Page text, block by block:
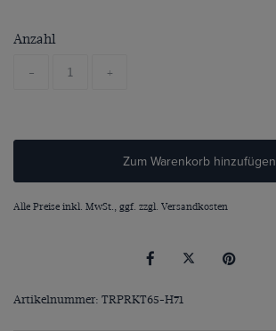
Anzahl
- +
Zum Warenkorb hinzufügen
Alle Preise inkl. MwSt., ggf. zzgl. Versandkosten
Artikelnummer: TRPRKT65-H71